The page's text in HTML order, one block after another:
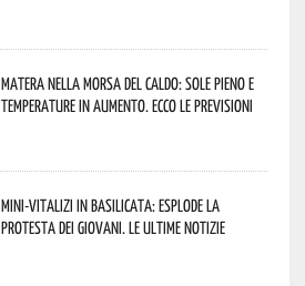
Matera nella morsa del caldo: sole pieno e
temperature in aumento. Ecco le previsioni
Mini-vitalizi in Basilicata: esplode la
protesta dei giovani. Le ultime notizie